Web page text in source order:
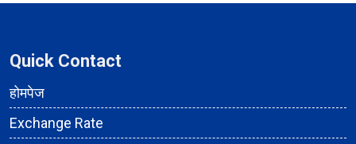
Quick Contact
होमपेज
Exchange Rate